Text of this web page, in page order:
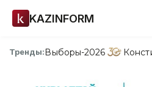
KAZINFORM
Тренды:Выборы-2026